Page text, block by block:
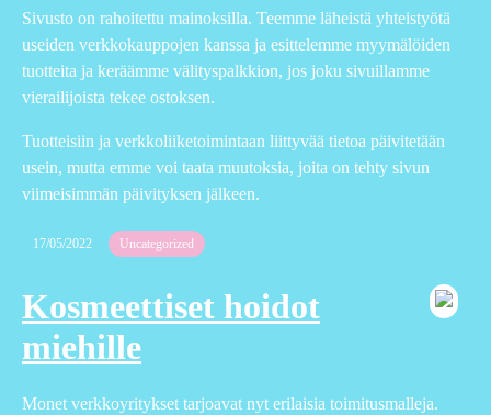
Sivusto on rahoitettu mainoksilla. Teemme läheistä yhteistyötä
useiden verkkokauppojen kanssa ja esittelemme myymälöiden
tuotteita ja keräämme välityspalkkion, jos joku sivuillamme
vierailijoista tekee ostoksen.
Tuotteisiin ja verkkoliiketoimintaan liittyvää tietoa päivitetään
usein, mutta emme voi taata muutoksia, joita on tehty sivun
viimeisimmän päivityksen jälkeen.
17/05/2022 Uncategorized
Kosmeettiset hoidot
miehille
Monet verkkoyritykset tarjoavat nyt erilaisia toimitusmalleja.